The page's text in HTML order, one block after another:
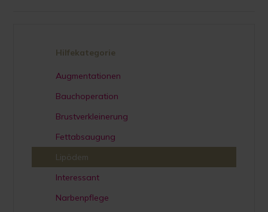
Hilfekategorie
Augmentationen
Bauchoperation
Brustverkleinerung
Fettabsaugung
Lipödem
Interessant
Narbenpflege